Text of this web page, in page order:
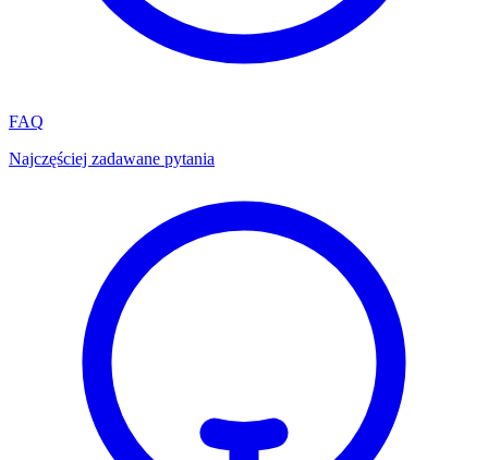
FAQ
Najczęściej zadawane pytania